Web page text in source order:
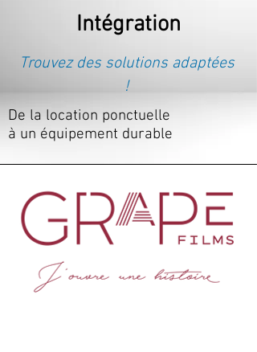
Intégration
Trouvez des solutions adaptées
!
De la location ponctuelle
à un équipement durable